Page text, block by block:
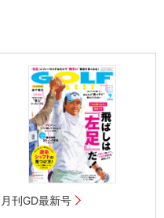
月刊GD最新号